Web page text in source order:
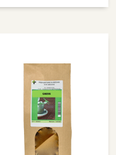
prix :